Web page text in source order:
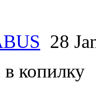
28
копилку